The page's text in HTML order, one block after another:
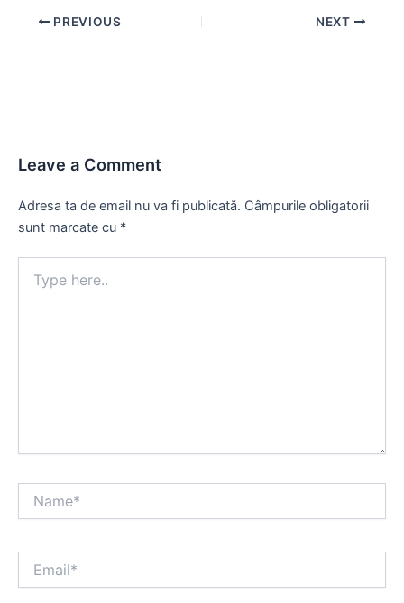
Post PREVIOUS NEXT
Leave a Comment
Adresa ta de email nu va fi publicată. Câmpurile obligatorii
sunt marcate cu *
here..